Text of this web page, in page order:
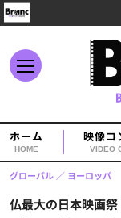
ホーム
HOME
映像コ
VIDEO
仏最大の日本映画祭
グローバル ヨーロッパ